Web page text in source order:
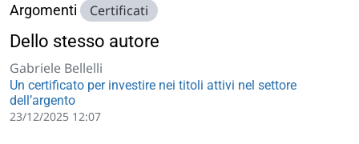
Argomenti Certificati
Dello stesso autore
Gabriele Bellelli
Un certificato per investire nei titoli attivi nel settore
dell’argento
23/12/2025 12:07